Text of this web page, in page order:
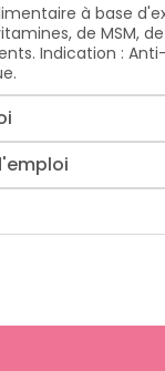
à base
de MSM,
Indication :